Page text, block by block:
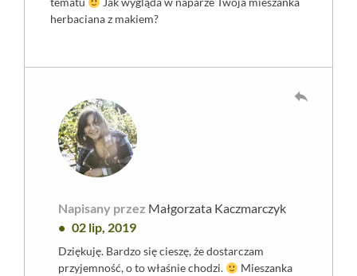
herbaciana z makiem?
Napisany przez Małgorzata Kaczmarczyk
02 lip, 2019
Dziękuję. Bardzo się cieszę, że dostarczam
przyjemność, o to właśnie chodzi.
Mieszanka
reply